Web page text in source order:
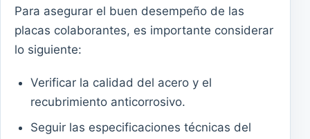
Para asegurar el buen desempeño de las
placas colaborantes, es importante considerar
lo siguiente:
Verificar la calidad del acero y el
recubrimiento anticorrosivo.
Seguir las especificaciones técnicas del